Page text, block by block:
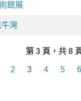
舘展
灣
第 3 頁，共 8
2 3 4 5 6